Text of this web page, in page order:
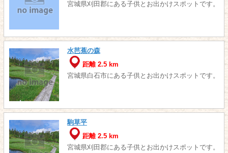
宮城県刈田郡にある子供とお出かけスポットです。
水芭蕉の森
距離 2.5 km
宮城県白石市にある子供とお出かけスポットです。
駒草平
距離 2.5 km
宮城県刈田郡にある子供とお出かけスポットです。